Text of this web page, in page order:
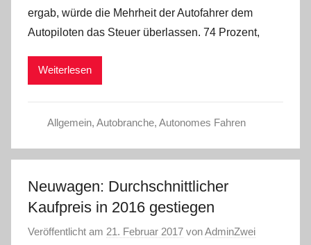
ergab, würde die Mehrheit der Autofahrer dem
Autopiloten das Steuer überlassen. 74 Prozent,
Weiterlesen
Allgemein, Autobranche, Autonomes Fahren
Neuwagen: Durchschnittlicher
Kaufpreis in 2016 gestiegen
Veröffentlicht am 21. Februar 2017 vonAdminZwei